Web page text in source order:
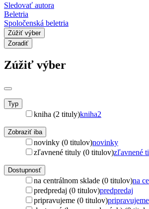
Sledovať autora
Beletria
Spoločenská beletria
Zúžiť výber
Zoradiť
Zúžiť výber
Typ
kniha (2 tituly)kniha2
Zobraziť iba
novinky (0 titulov)novinky
zľavnené tituly (0 titulov)zľavnené
Dostupnosť
na centrálnom sklade (0 titulov)na
predpredaj (0 titulov)predpredaj
pripravujeme (0 titulov)pripravujeme